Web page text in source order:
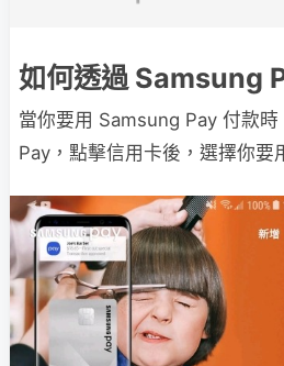
如何透過 Samsung
當你要用 Samsung Pay 付款
Pay，點擊信用卡後，選擇你要